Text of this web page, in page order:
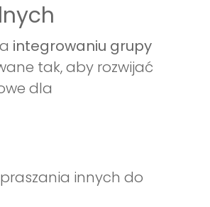
integrowaniu grupy
tak, aby rozwijać
dla
innych do